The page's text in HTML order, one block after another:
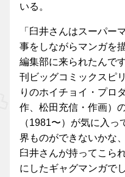
いる。
「臼井さんはスーパー
事をしながらマンガを
編集部に来られたんで
刊ビッグコミックスピ
りのホイチョイ・プロ
作、松田充信・作画）
（1981〜）が気に入
界ものができないかな
臼井さんが持ってこら
にしたギャグマンガで